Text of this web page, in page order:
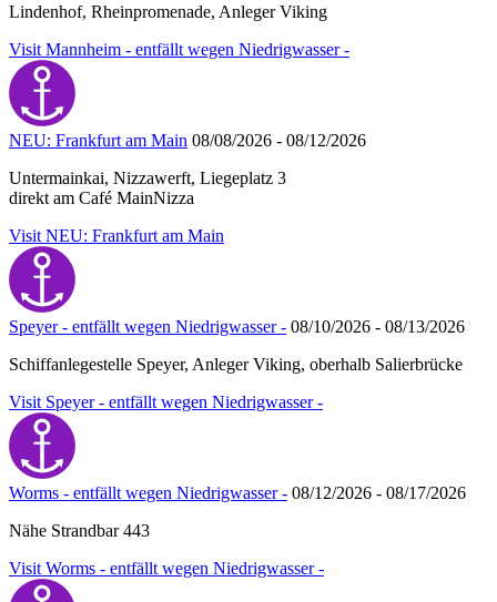
Lindenhof, Rheinpromenade, Anleger Viking
Visit Mannheim - entfällt wegen Niedrigwasser -
NEU: Frankfurt am Main 08/08/2026 - 08/12/2026
Untermainkai, Nizzawerft, Liegeplatz 3
direkt am Café MainNizza
Visit NEU: Frankfurt am Main
Speyer - entfällt wegen Niedrigwasser - 08/10/2026 - 08/13/2026
Schiffanlegestelle Speyer, Anleger Viking, oberhalb Salierbrücke
Visit Speyer - entfällt wegen Niedrigwasser -
Worms - entfällt wegen Niedrigwasser - 08/12/2026 - 08/17/2026
Nähe Strandbar 443
Visit Worms - entfällt wegen Niedrigwasser -